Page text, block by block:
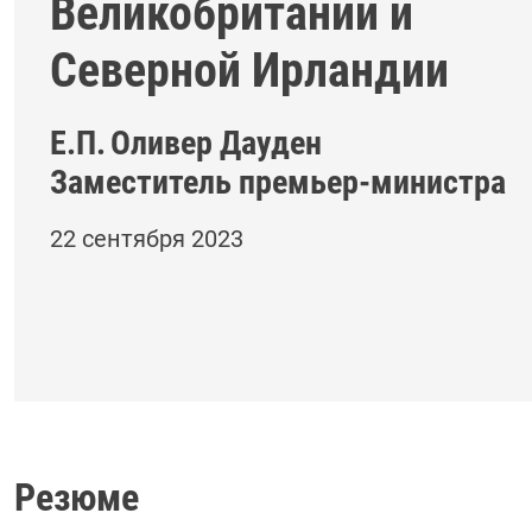
Великобритании и
Северной Ирландии
Е.П.Оливер Дауден
Заместитель премьер-министра
22 сентября 2023
Резюме